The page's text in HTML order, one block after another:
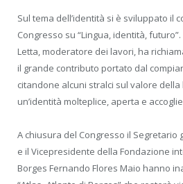
Sul tema dell’identità si è sviluppato il
Congresso su “Lingua, identità,
Letta, moderatore dei lavori, ha
il grande contributo portato dal
citandone alcuni stralci sul valore
un’identità molteplice, aperta e
A chiusura del Congresso il Segretario
e il Vicepresidente della Fondazione
Borges Fernando Flores Maio hanno